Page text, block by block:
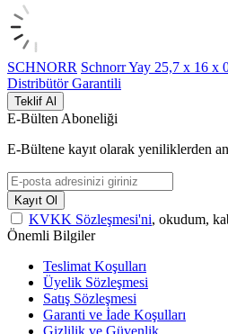
SCHNORR Schnorr Yay 25,7 x 16 x
Distribütör Garantili
Teklif Al
E-Bülten Aboneliği
E-Bültene kayıt olarak yeniliklerden
Kayıt Ol
KVKK Sözleşmesi'ni, okudum,
Önemli Bilgiler
Teslimat Koşulları
Üyelik Sözleşmesi
Satış Sözleşmesi
Garanti ve İade Koşulları
Gizlilik ve Güvenlik